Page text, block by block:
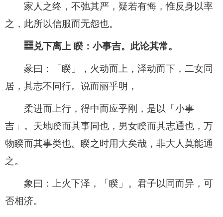
家人之终，不弛其严，疑若有悔，惟反身以率
之，此所以信服而无怨也。
䷥兑下离上 睽：小事吉。此论其常。
彖曰：「睽」，火动而上，泽动而下，二女同
居，其志不同行。说而丽乎明，
柔进而上行，得中而应乎刚，是以「小事
吉」。天地睽而其事同也，男女睽而其志通也，万
物睽而其事类也。睽之时用大矣哉，非大人莫能通
之。
象曰：上火下泽，「睽」。君子以同而异，可
否相济。